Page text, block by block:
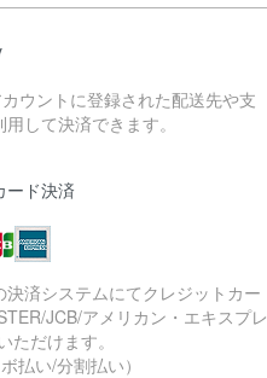
ウントに登録された配送先や支
して決済できます。
ード決済
決済システムにてクレジットカー
JCB/アメリカン・エキスプレ
ただけます。
払い/分割払い）